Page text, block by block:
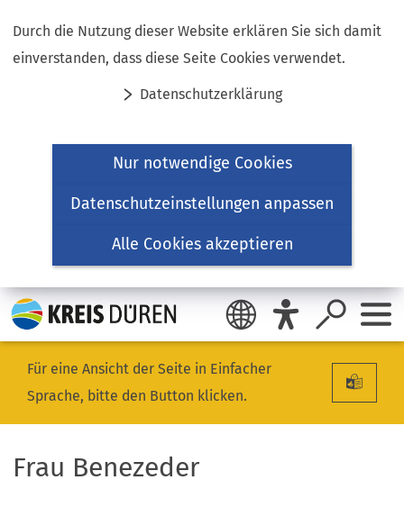
Durch die Nutzung dieser Website erklären Sie sich damit
einverstanden, dass diese Seite Cookies verwendet.
Datenschutzerklärung
Nur notwendige Cookies
Datenschutzeinstellungen anpassen
Alle Cookies akzeptieren
Inhalt anspringen
Für eine Ansicht der Seite in Einfacher
Sprache, bitte den Button klicken.
Frau Benezeder